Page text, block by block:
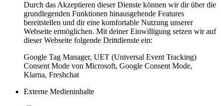
Durch das Akzeptieren dieser Dienste können wir dir über die
grundlegenden Funktionen hinausgehende Features
bereitstellen und dir eine komfortable Nutzung unserer
Webseite ermöglichen. Mit deiner Einwilligung setzen wir auf
dieser Webseite folgende Drittdienste ein:
Google Tag Manager, UET (Universal Event Tracking)
Consent Mode von Microsoft, Google Consent Mode,
Klarna, Freshchat
Externe Medieninhalte